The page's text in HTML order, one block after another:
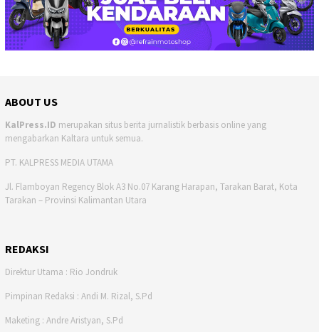
ABOUT US
KalPress.ID merupakan situs berita jurnalistik berbasis online yang
mengabarkan Kaltara untuk semua.
PT. KALPRESS MEDIA UTAMA
Jl. Flamboyan Regency Blok A3 No.07 Karang Harapan, Tarakan Barat, Kota
Tarakan – Provinsi Kalimantan Utara
REDAKSI
Direktur Utama : Rio Jondruk
Pimpinan Redaksi : Andi M. Rizal, S.Pd
Maketing : Andre Aristyan, S.Pd